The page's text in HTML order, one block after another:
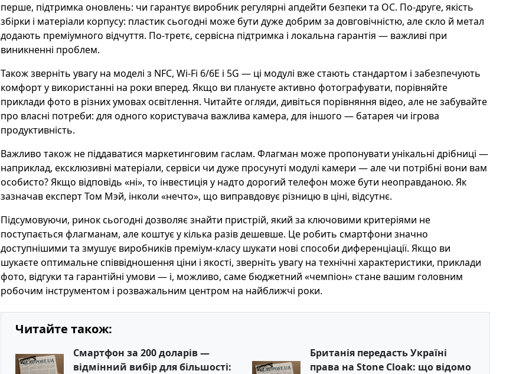
перше, підтримка оновлень: чи гарантує виробник регулярні апдейти безпеки та ОС. По-друге, якість
збірки і матеріали корпусу: пластик сьогодні може бути дуже добрим за довговічністю, але скло й метал
додають преміумного відчуття. По-третє, сервісна підтримка і локальна гарантія — важливі при
виникненні проблем.
Також зверніть увагу на моделі з NFC, Wi‑Fi 6/6E і 5G — ці модулі вже стають стандартом і забезпечують
комфорт у використанні на роки вперед. Якщо ви плануєте активно фотографувати, порівняйте
приклади фото в різних умовах освітлення. Читайте огляди, дивіться порівняння відео, але не забувайте
про власні потреби: для одного користувача важлива камера, для іншого — батарея чи ігрова
продуктивність.
Важливо також не піддаватися маркетинговим гаслам. Флагман може пропонувати унікальні дрібниці —
наприклад, ексклюзивні матеріали, сервіси чи дуже просунуті модулі камери — але чи потрібні вони вам
особисто? Якщо відповідь «ні», то інвестиція у надто дорогий телефон може бути неоправданою. Як
зазначав експерт Том Мэй, інколи «нечто», що виправдовує різницю в ціні, відсутнє.
Підсумовуючи, ринок сьогодні дозволяє знайти пристрій, який за ключовими критеріями не
поступається флагманам, але коштує у кілька разів дешевше. Це робить смартфони значно
доступнішими та змушує виробників преміум‑класу шукати нові способи диференціації. Якщо ви
шукаєте оптимальне співвідношення ціни і якості, зверніть увагу на технічні характеристики, приклади
фото, відгуки та гарантійні умови — і, можливо, саме бюджетний «чемпіон» стане вашим головним
робочим інструментом і розважальним центром на найближчі роки.
Читайте також:
Смартфон за 200 доларів —
відмінний вибір для більшості:
Британія передасть Україні
права на Stone Cloak: що відомо